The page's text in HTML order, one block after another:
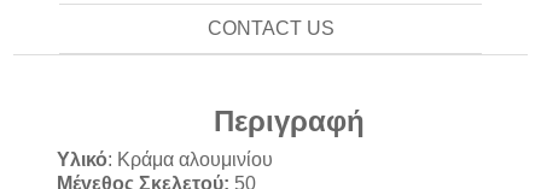
CONTACT US
Περιγραφή
Υλικό: Κράμα αλουμινίου
Μέγεθος Σκελετού: 50